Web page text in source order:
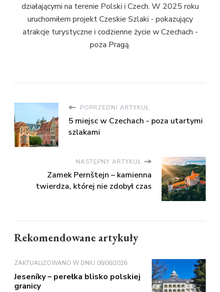
działającymi na terenie Polski i Czech. W 2025 roku
uruchomiłem projekt Czeskie Szlaki - pokazujący
atrakcje turystyczne i codzienne życie w Czechach -
poza Pragą.
POPRZEDNI ARTYKUŁ
5 miejsc w Czechach - poza utartymi
szlakami
NASTĘPNY ARTYKUŁ
Zamek Pernštejn – kamienna
twierdza, której nie zdobył czas
Rekomendowane artykuły
ZAKTUALIZOWANO W DNIU 08/06/2026
Jeseníky – perełka blisko polskiej
granicy